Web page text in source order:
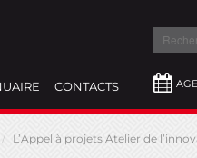
CONTACTS
L’Appel à projets Atelier de